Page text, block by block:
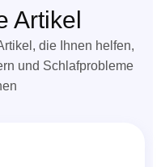
Artikel
die Ihnen helfen,
und Schlafprobleme